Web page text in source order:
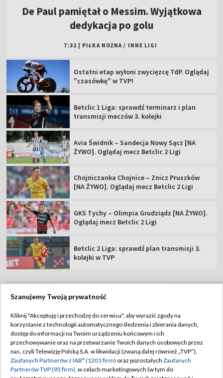
De Paul pamiętał o Messim. Wyjątkowa
dedykacja po golu
7:32 PIŁKA NOŻNA / INNE LIGI
Ostatni etap wyłoni zwycięzcę TdP. Oglądaj
"czasówkę" w TVP!
Betclic 1 Liga: sprawdź terminarz i plan
transmisji meczów 3. kolejki
Avia Świdnik – Sandecja Nowy Sącz [NA
ŻYWO]. Oglądaj mecz Betclic 2 Ligi
Chojniczanka Chojnice – Znicz Pruszków
[NA ŻYWO]. Oglądaj mecz Betclic 2 Ligi
GKS Tychy – Olimpia Grudziądz [NA ŻYWO].
Oglądaj mecz Betclic 2 Ligi
Betclic 2 Liga: sprawdź plan transmisji 3.
kolejki w TVP
Abonament TVP
Sklep TVP
Biuro Reklamy
Oferta Handlowa
Regulamin TVP
Polityka prywatności
Moje zgody
Biuro reklamy
Szanujemy Twoją prywatność
Kliknij "Akceptuję i przechodzę do serwisu", aby wyrazić zgody na
korzystanie z technologii automatycznego śledzenia i zbierania danych,
dostęp do informacji na Twoim urządzeniu końcowym i ich
przechowywanie oraz na przetwarzanie Twoich danych osobowych przez
nas, czyli Telewizję Polską S.A. w likwidacji (zwaną dalej również „TVP”),
Zaufanych Partnerów z IAB* (1201 firm) oraz pozostałych Zaufanych
Partnerów TVP (93 firm), w celach marketingowych (w tym do